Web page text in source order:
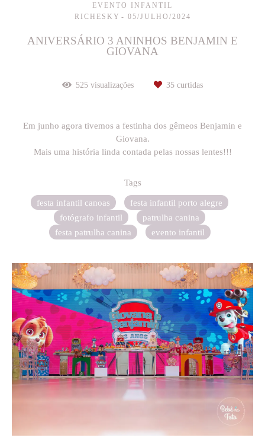
EVENTO INFANTIL
RICHESKY
05/JULHO/2024
ANIVERSÁRIO 3 ANINHOS BENJAMIN E
GIOVANA
525 visualizações 35 curtidas
Em junho agora tivemos a festinha dos gêmeos Benjamin e
Giovana.
Mais uma história linda contada pelas nossas lentes!!!
Tags
festa infantil canoas
festa infantil porto alegre
fotógrafo infantil
patrulha canina
festa patrulha canina
evento infantil